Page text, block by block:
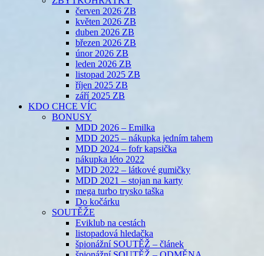
červen 2026 ZB
květen 2026 ZB
duben 2026 ZB
březen 2026 ZB
únor 2026 ZB
leden 2026 ZB
listopad 2025 ZB
říjen 2025 ZB
září 2025 ZB
KDO CHCE VÍC
BONUSY
MDD 2026 – Emilka
MDD 2025 – nákupka jedním tahem
MDD 2024 – fofr kapsička
nákupka léto 2022
MDD 2022 – látkové gumičky
MDD 2021 – stojan na karty
mega turbo trysko taška
Do kočárku
SOUTĚŽE
Eviklub na cestách
listopadová hledačka
špionážní SOUTĚŽ – článek